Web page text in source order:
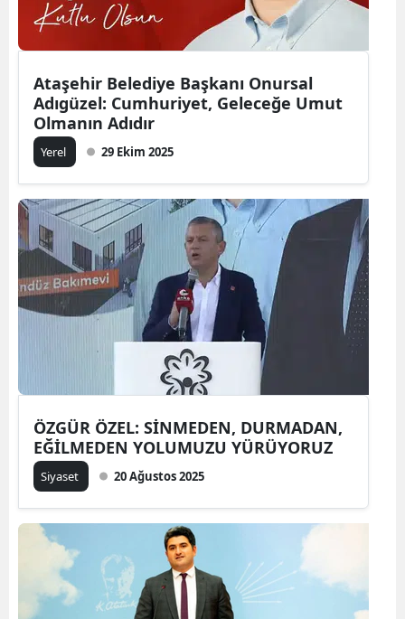
Ataşehir Belediye Başkanı Onursal
Adıgüzel: Cumhuriyet, Geleceğe Umut
Olmanın Adıdır
Yerel 29 Ekim 2025
ÖZGÜR ÖZEL: SİNMEDEN, DURMADAN,
EĞİLMEDEN YOLUMUZU YÜRÜYORUZ
Siyaset 20 Ağustos 2025